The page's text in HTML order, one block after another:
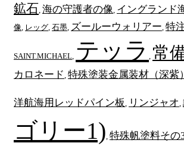
鉱石 海の守護者の像 イングランド
像 レッグ 石墨 ズールーウォリアー 特
SAINT.MICHAEL テッラ 常
カロネード 特殊塗装金属装材（深紫）
洋航海用レッドパイン板 リンジャオ
ゴリー1) 特殊帆塗料その